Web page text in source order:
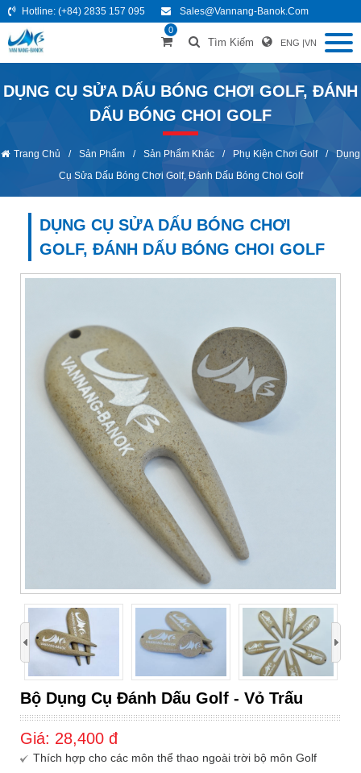
Hotline: (+84) 2835 157 095 Sales@vannang-Banok.com
0
Tìm Kiếm ENG |VN
DỤNG CỤ SỬA DẤU BÓNG CHƠI GOLF, ĐÁNH
DẤU BÓNG CHOI GOLF
Trang Chủ / Sản Phẩm / Sản Phẩm Khác / Phụ Kiện Chơi Golf /
Dụng
Cụ Sửa Dấu Bóng Chơi Golf, Đánh Dấu Bóng Choi Golf
DỤNG CỤ SỬA DẤU BÓNG CHƠI
GOLF, ĐÁNH DẤU BÓNG CHOI GOLF
Bộ Dụng Cụ Đánh Dấu Golf - Vỏ Trấu
Giá: 28,400 đ
Thích hợp cho các môn thể thao ngoài trời bộ môn Golf